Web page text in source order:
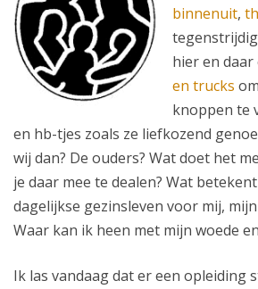
binnenuit,
hier en
en trucks
knoppen te
en hb-tjes zoals ze liefkozend
wij dan? De ouders? Wat doet het
je daar mee te dealen? Wat
dagelijkse gezinsleven voor mij,
Waar kan ik heen met mijn woede
Ik las vandaag dat er een opleiding